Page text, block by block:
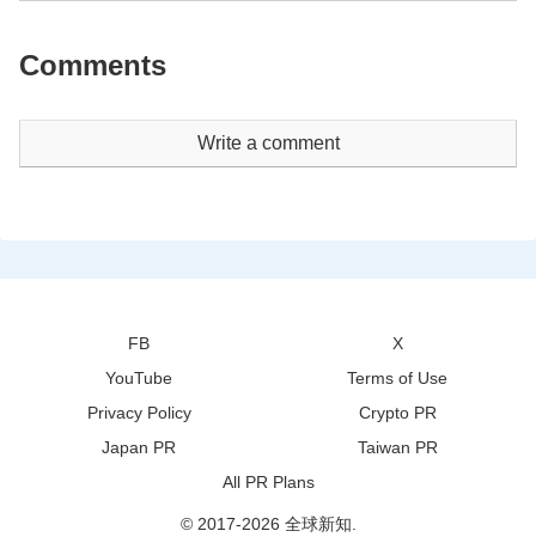
Comments
Write a comment
FB
X
YouTube
Terms of Use
Privacy Policy
Crypto PR
Japan PR
Taiwan PR
All PR Plans
© 2017-2026 全球新知.